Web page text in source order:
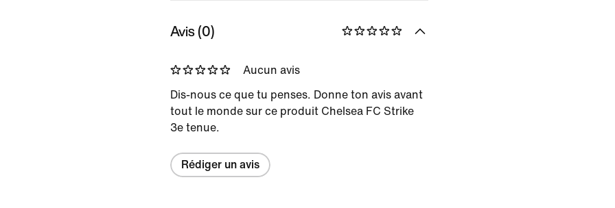
Avis (0)
Aucun avis
Dis-nous ce que tu penses. Donne ton avis avant
tout le monde sur ce produit Chelsea FC Strike
3e tenue.
Rédiger un avis